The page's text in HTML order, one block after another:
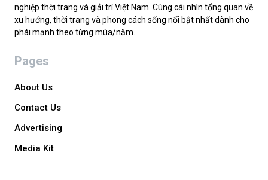
nghiệp thời trang và giải trí Việt Nam. Cùng cái nhìn tổng quan về
xu hướng, thời trang và phong cách sống nổi bật nhất dành cho
phái mạnh theo từng mùa/năm.
Pages
About Us
Contact Us
Advertising
Media Kit